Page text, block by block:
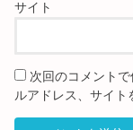
サイト
次回のコメント
ルアドレス、サイト